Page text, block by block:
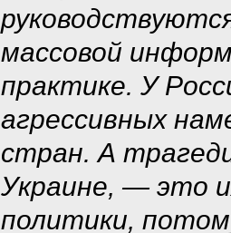
массовой
практике. У
агрессивных
стран. А
Украине, — это
политики,